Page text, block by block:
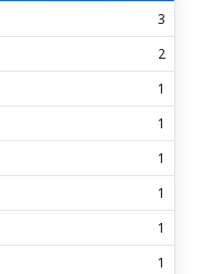
3
2
1
1
1
1
1
1